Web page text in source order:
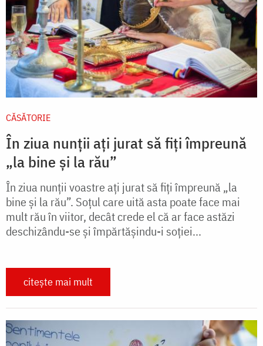
CĂSĂTORIE
În ziua nunții ați jurat să fiți împreună
„la bine și la rău”
În ziua nunții voastre ați jurat să fiți împreună „la
bine și la rău”. Soțul care uită asta poate face mai
mult rău în viitor, decât crede el că ar face astăzi
deschizându-se și împărtășindu-i soției...
citește mai mult